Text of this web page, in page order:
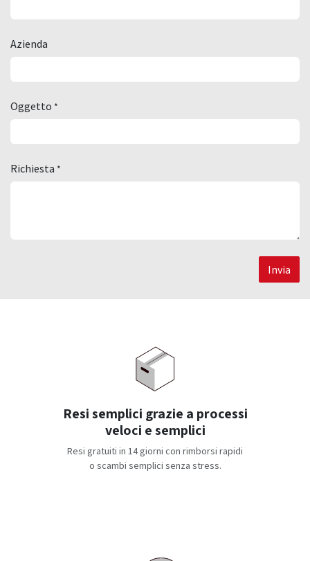
Azienda
Oggetto *
Richiesta *
Invia
Resi semplici grazie a processi
veloci e semplici
Resi gratuiti in 14 giorni con rimborsi rapidi
o scambi semplici senza stress.